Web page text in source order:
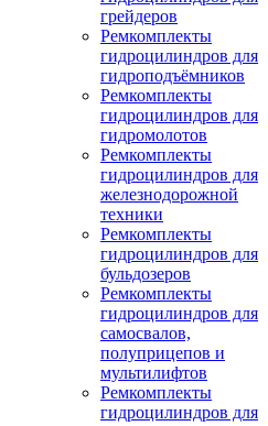
грейдеров
Ремкомплекты
гидроцилиндров для
гидроподъёмников
Ремкомплекты
гидроцилиндров для
гидромолотов
Ремкомплекты
гидроцилиндров для
железнодорожной
техники
Ремкомплекты
гидроцилиндров для
бульдозеров
Ремкомплекты
гидроцилиндров для
самосвалов,
полуприцепов и
мультилифтов
Ремкомплекты
гидроцилиндров для